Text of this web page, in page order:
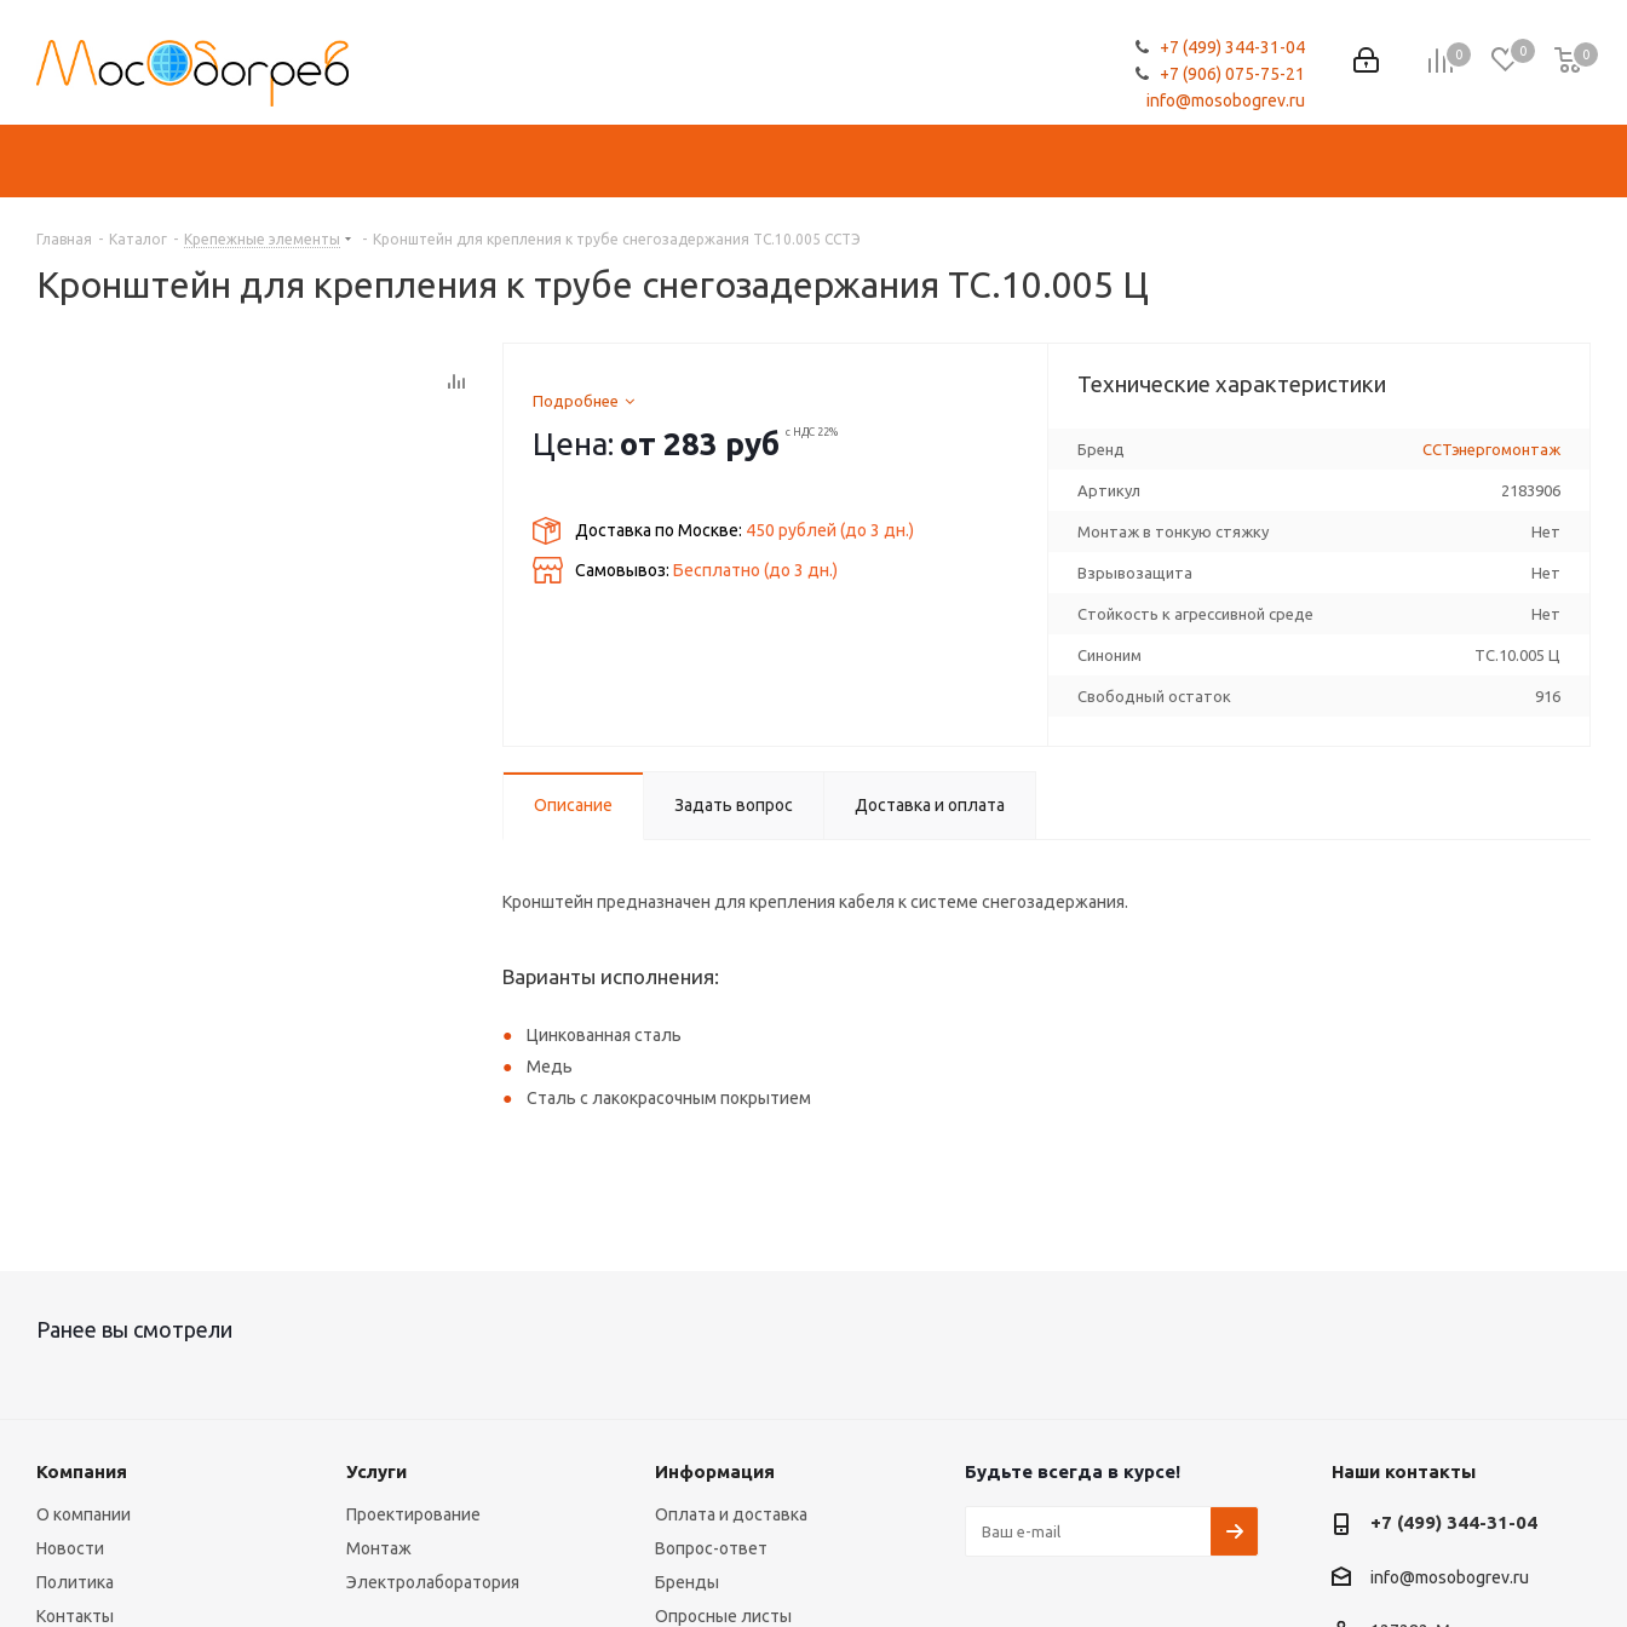
0 0 0
0
+7 (499) 344-31-04
+7 (906) 075-75-21
info@mosobogrev.ru
Главная - Каталог - Крепежные элементы - Кронштейн для крепления к трубе снегозадержания ТС.10.005 ССТЭ
Кронштейн для крепления к трубе снегозадержания ТС.10.005 Ц
Подробнее
Цена: от283 руб с НДС 22%
Доставка по Москве: 450 рублей (до3 дн.)
Самовывоз:Бесплатно (до3 дн.)
Технические характеристики
Бренд ССТэнергомонтаж
Артикул 2183906
Монтаж в тонкую стяжку Нет
Взрывозащита Нет
Стойкость к агрессивной среде Нет
Синоним TC.10.005 Ц
Свободный остаток 916
Описание Задать вопрос Доставка и оплата
Кронштейн предназначен для крепления кабеля к системе снегозадержания.
Варианты исполнения:
Цинкованная сталь
Медь
Сталь с лакокрасочным покрытием
Ранее вы смотрели
Компания
О компании
Новости
Политика
Контакты
Услуги
Проектирование
Монтаж
Электролаборатория
Информация
Оплата и доставка
Вопрос-ответ
Бренды
Опросные листы
Будьте всегда в курсе! Наши контакты
+7 (499) 344-31-04
info@mosobogrev.ru